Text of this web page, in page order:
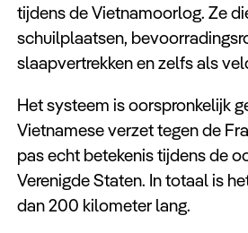
tijdens de Vietnamoorlog. Ze
schuilplaatsen,
slaapvertrekken en zelfs als
Het systeem is oorspronkelijk
Vietnamese verzet tegen de
pas echt betekenis tijdens de
Verenigde Staten. In totaal is
dan 200 kilometer lang.